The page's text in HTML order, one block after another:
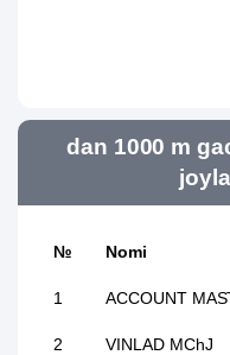
dan 1000 m
№ Nomi
1 ACCOUNT
2 VINLAD MChJ